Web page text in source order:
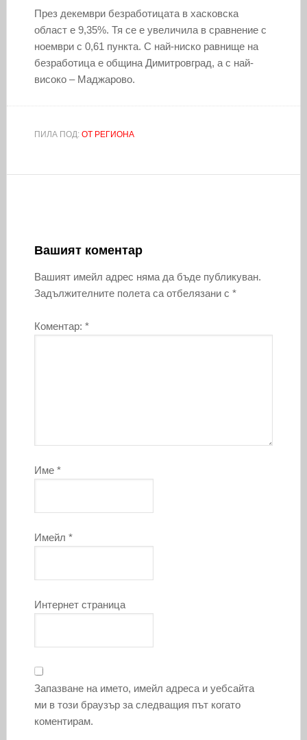
През декември безработицата в хасковска
област е 9,35%. Тя се е увеличила в сравнение с
ноември с 0,61 пункта. С най-ниско равнище на
безработица е община Димитровград, а с най-
високо – Маджарово.
ПИЛА ПОД: ОТ РЕГИОНА
Вашият коментар
Вашият имейл адрес няма да бъде публикуван.
Задължителните полета са отбелязани с *
Коментар: *
Име *
Имейл *
Интернет страница
Запазване на името, имейл адреса и уебсайта
ми в този браузър за следващия път когато
коментирам.